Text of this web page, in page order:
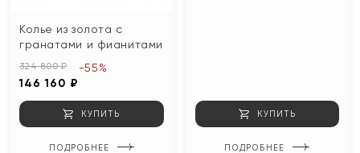
Колье из золота с
гранатами и фианитами
324 800 ₽
146 160 ₽
-55%
КУПИТЬ
ПОДРОБНЕЕ
КУПИТЬ
ПОДРОБНЕЕ